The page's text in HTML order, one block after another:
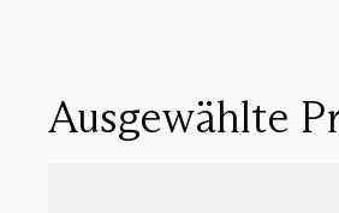
Ausgewählte